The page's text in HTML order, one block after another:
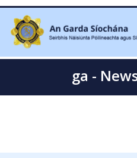
ga -